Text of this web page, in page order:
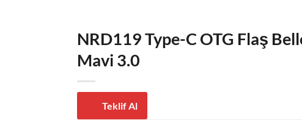
NRD119 Type-C OTG Flaş
Mavi 3.0
Teklif Al